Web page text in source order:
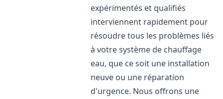
expérimentés et qualifiés
interviennent rapidement pour
résoudre tous les problèmes liés
à votre système de chauffage
eau, que ce soit une installation
neuve ou une réparation
d'urgence. Nous offrons une